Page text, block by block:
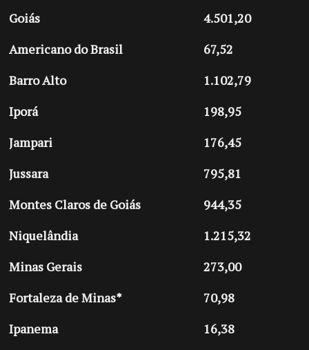
Goiás
4.501,20
Americano do Brasil
67,52
Barro Alto
1.102,79
Iporá
198,95
Jampari
176,45
Jussara
795,81
Montes Claros de Goiás
944,35
Niquelândia
1.215,32
Minas Gerais
273,00
Fortaleza de Minas*
70,98
Ipanema
16,38